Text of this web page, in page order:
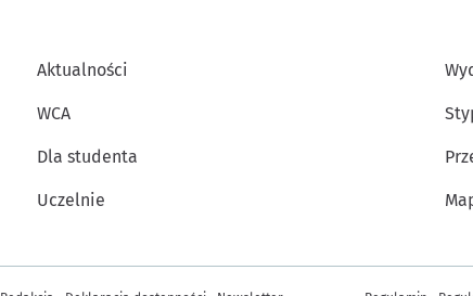
Aktualności
WCA
Dla studenta
Uczelnie
Inne informacje